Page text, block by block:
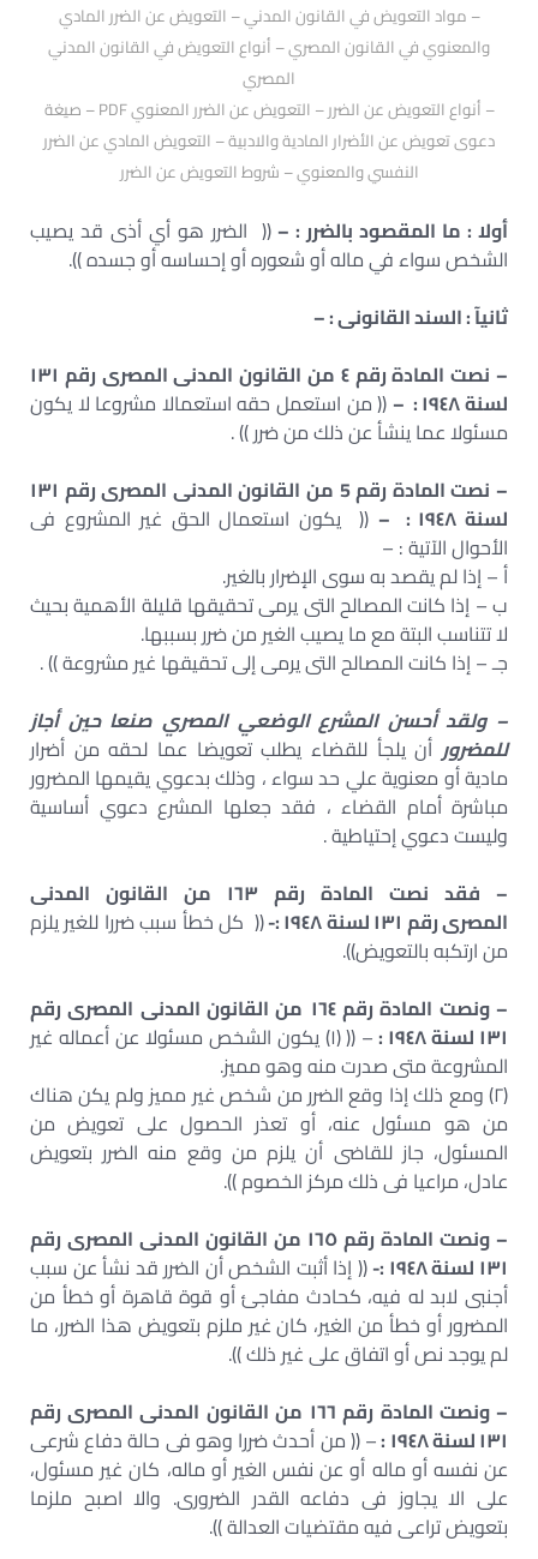
– مواد التعويض في القانون المدني – التعويض عن الضرر المادي
والمعنوي في القانون المصري – أنواع التعويض في القانون المدني
المصري
– أنواع التعويض عن الضرر – التعويض عن الضرر المعنوي PDF – صيغة
دعوى تعويض عن الأضرار المادية والادبية – التعويض المادي عن الضرر
النفسي والمعنوي – شروط التعويض عن الضرر
أولا : ما المقصود بالضرر : –(( الضرر هو أي أذى قد يصيب
الشخص سواء في ماله أو شعوره أو إحساسه أو جسده )).
ثانيآ : السند القانونى : –
– نصت المادة رقم ٤ من القانون المدنى المصرى رقم ١٣١
لسنة ١٩٤٨ : –
(( من استعمل حقه استعمالا مشروعا لا يكون
مسئولا عما ينشأ عن ذلك من ضرر )) .
– نصت المادة رقم 5 من القانون المدنى المصرى رقم ١٣١
لسنة ١٩٤٨ : –
(( يكون استعمال الحق غير المشروع فى
الأحوال الآتية : –
أ – إذا لم يقصد به سوى الإضرار بالغير.
ب – إذا كانت المصالح التى يرمى تحقيقها قليلة الأهمية بحيث
لا تتناسب البتة مع ما يصيب الغير من ضرر بسببها.
جـ – إذا كانت المصالح التى يرمى إلى تحقيقها غير مشروعة )) .
– ولقد أحسن المشرع الوضعي المصري صنعا حين أجاز
للمضرور أن يلجأ للقضاء يطلب تعويضا عما لحقه من أضرار
مادية أو معنوية علي حد سواء ، وذلك بدعوي يقيمها المضرور
مباشرة أمام القضاء ، فقد جعلها المشرع دعوي أساسية
وليست دعوي إحتياطية .
– فقد نصت المادة رقم ١٦٣ من القانون المدنى
المصرى رقم ١٣١ لسنة ١٩٤٨ :-
(( كل خطأ سبب ضررا للغير يلزم
من ارتكبه بالتعويض)).
– ونصت المادة رقم ١٦٤
من القانون المدنى المصرى رقم
١٣١ لسنة ١٩٤٨ :
– (( (١) يكون الشخص مسئولا عن أعماله غير
المشروعة متى صدرت منه وهو مميز.
(٢) ومع ذلك إذا وقع الضرر من شخص غير مميز ولم يكن هناك
من هو مسئول عنه، أو تعذر الحصول على تعويض من
المسئول، جاز للقاضى أن يلزم من وقع منه الضرر بتعويض
عادل، مراعيا فى ذلك مركز الخصوم )).
– ونصت المادة رقم ١٦٥ من القانون المدنى المصرى رقم
١٣١ لسنة ١٩٤٨ :-
(( إذا أثبت الشخص أن الضرر قد نشأ عن سبب
أجنبى لابد له فيه، كحادث مفاجئ أو قوة قاهرة أو خطأ من
المضرور أو خطأ من الغير، كان غير ملزم بتعويض هذا الضرر، ما
لم يوجد نص أو اتفاق على غير ذلك )).
– ونصت المادة رقم ١٦٦
من القانون المدنى المصرى رقم
١٣١ لسنة ١٩٤٨ :
– (( من أحدث ضررا وهو فى حالة دفاع شرعى
عن نفسه أو ماله أو عن نفس الغير أو ماله، كان غير مسئول،
على الا يجاوز فى دفاعه القدر الضرورى. والا اصبح ملزما
بتعويض تراعى فيه مقتضيات العدالة )).